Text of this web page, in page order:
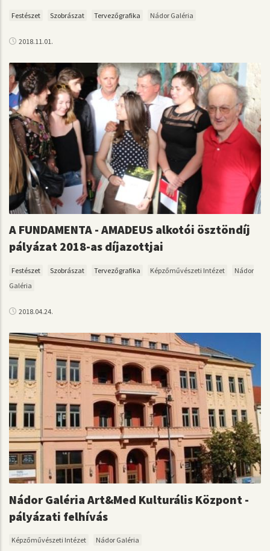
Festészet Szobrászat Tervezőgrafika Nádor Galéria
2018.11.01.
A FUNDAMENTA - AMADEUS alkotói ösztöndíj
pályázat 2018-as díjazottjai
Festészet Szobrászat Tervezőgrafika Képzőművészeti Intézet
Nádor
Galéria
2018.04.24.
Nádor Galéria Art&Med Kulturális Központ -
pályázati felhívás
Képzőművészeti Intézet Nádor Galéria